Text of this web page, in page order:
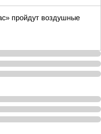
пройдут воздушные